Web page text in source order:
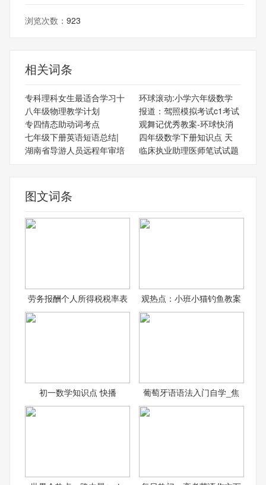
浏览次数： 923
相关词条
专科理科女生最适合学习十
环球滚动:小学六年级数学
八年级物理教学计划
报道：驾照模拟考试c1考试
专四情态助动词考点
观舞记优秀教案-环球快消
七年级下册英语短语总结|
四年级数学下册知识点 天
湖南省导游人员远程年审培
临床执业助理医师笔试试题
图文词条
劳务报酬个人所得税税率表 观热点：小班小猫钓鱼教案
初一数学知识点 快播 葡萄牙语语法入门自学_焦